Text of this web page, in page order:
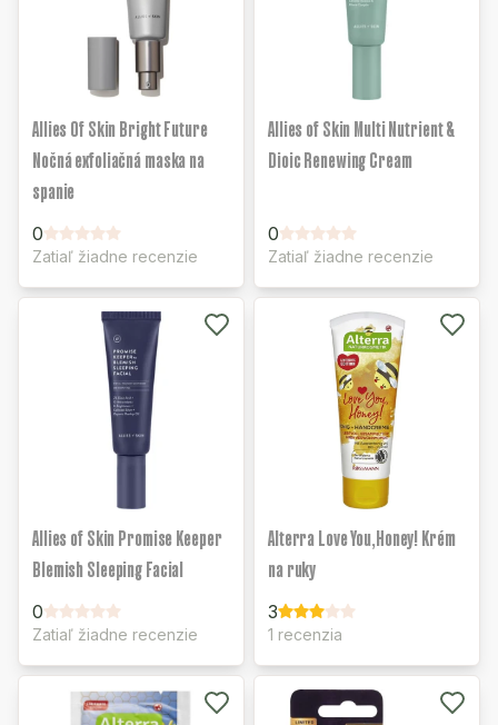
Allies Of Skin Bright Future
Nočná exfoliačná maska na
spanie
0
Zatiaľ žiadne recenzie
Allies of Skin Multi Nutrient &
Dioic Renewing Cream
0
Zatiaľ žiadne recenzie
Allies of Skin Promise Keeper
Blemish Sleeping Facial
0
Zatiaľ žiadne recenzie
Alterra Love You,Honey! Krém
na ruky
3
1 recenzia